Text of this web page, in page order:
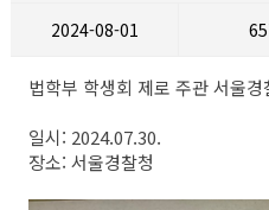
2024-08-01
법학부 학생회 제로 주관 서울
일시: 2024.07.30.
장소: 서울경찰청